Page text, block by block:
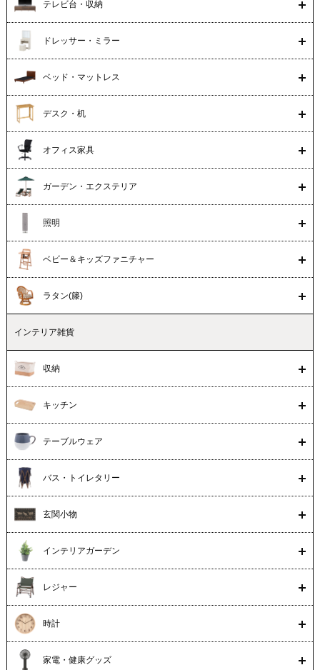
テレビ台・収納
ドレッサー・ミラー
ベッド・マットレス
デスク・机
オフィス家具
ガーデン・エクステリア
照明
ベビー＆キッズファニチャー
ラタン(籐)
インテリア雑貨
収納
キッチン
テーブルウェア
バス・トイレタリー
玄関小物
インテリアガーデン
レジャー
時計
家電・健康グッズ